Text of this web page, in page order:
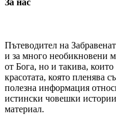
Пътеводител на
и за много необикновени
от Бога, но и такива,
красотата, която пленява
полезна информация
истински човешки
материал.